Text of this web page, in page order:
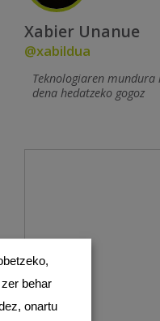
Xabier Unanue
@xabildua
Teknologiaren
dena hedatzeko gogoz
behar
onartu